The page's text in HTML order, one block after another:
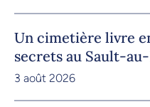
Un cimetière livre
secrets au Sault-
3 août 2026